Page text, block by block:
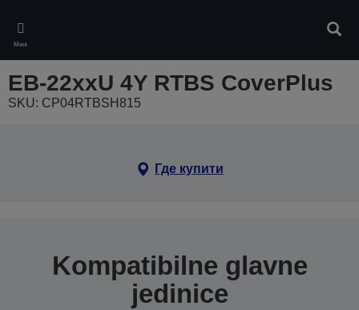
main
content
Meni
EB-22xxU 4Y RTBS CoverPlus
SKU: CP04RTBSH815
Где купити
Kompatibilne glavne
jedinice